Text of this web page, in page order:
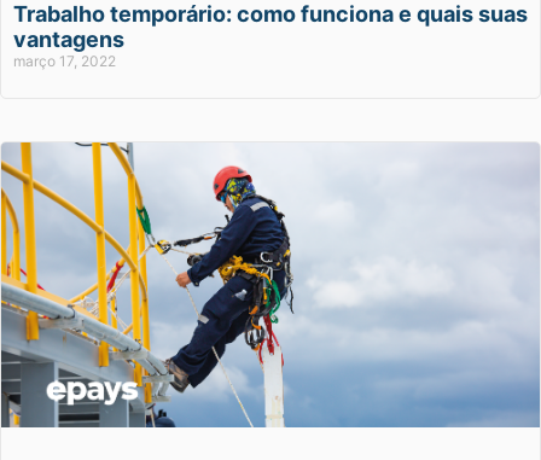
Trabalho temporário: como funciona e quais suas
vantagens
março 17, 2022